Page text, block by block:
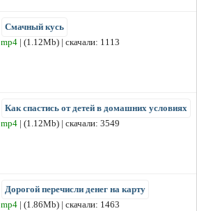
Смачный кусь
mp4 | (1.12Mb) | скачали: 1113
Как спастись от детей в домашних условиях
mp4 | (1.12Mb) | скачали: 3549
Дорогой перечисли денег на карту
mp4 | (1.86Mb) | скачали: 1463